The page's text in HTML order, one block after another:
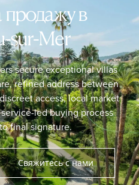
продажу в
sur-Mer
secure exceptional villas
refined address between
access, local market
led buying process
final signature.
Свяжитесь с нами